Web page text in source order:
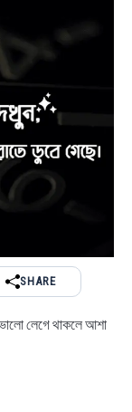
SHARE
লেগে থাকলে আশা